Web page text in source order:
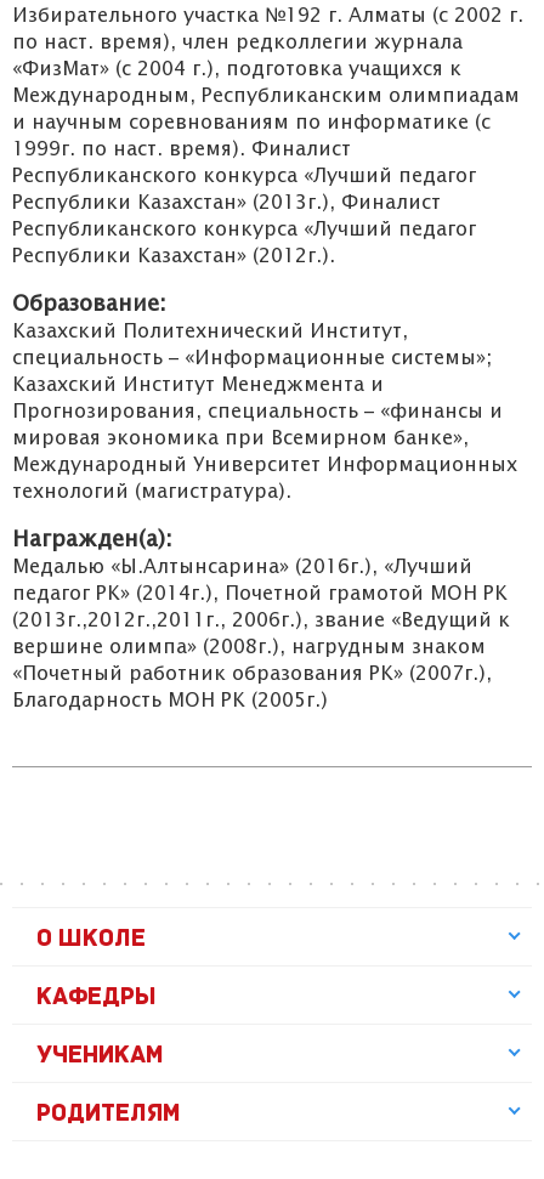
Избирательного участка №192 г. Алматы (с 2002 г.
по наст. время), член редколлегии журнала
«ФизМат» (с 2004 г.), подготовка учащихся к
Международным, Республиканским олимпиадам
и научным соревнованиям по информатике (с
1999г. по наст. время). Финалист
Республиканского конкурса «Лучший педагог
Республики Казахстан» (2013г.), Финалист
Республиканского конкурса «Лучший педагог
Республики Казахстан» (2012г.).
Образование:
Казахский Политехнический Институт,
специальность – «Информационные системы»;
Казахский Институт Менеджмента и
Прогнозирования, специальность – «финансы и
мировая экономика при Всемирном банке»,
Международный Университет Информационных
технологий (магистратура).
Награжден(а):
Медалью «Ы.Алтынсарина» (2016г.), «Лучший
педагог РК» (2014г.), Почетной грамотой МОН РК
(2013г.,2012г.,2011г., 2006г.), звание «Ведущий к
вершине олимпа» (2008г.), нагрудным знаком
«Почетный работник образования РК» (2007г.),
Благодарность МОН РК (2005г.)
О ШКОЛЕ
КАФЕДРЫ
УЧЕНИКАМ
РОДИТЕЛЯМ